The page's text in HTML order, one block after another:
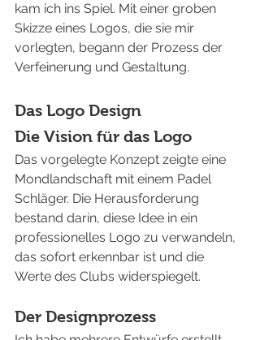
kam ich ins Spiel. Mit einer groben
Skizze eines Logos, die sie mir
vorlegten, begann der Prozess der
Verfeinerung und Gestaltung.
Das Logo Design
Die Vision für das Logo
Das vorgelegte Konzept zeigte eine
Mondlandschaft mit einem Padel
Schläger. Die Herausforderung
bestand darin, diese Idee in ein
professionelles Logo zu verwandeln,
das sofort erkennbar ist und die
Werte des Clubs widerspiegelt.
Der Designprozess